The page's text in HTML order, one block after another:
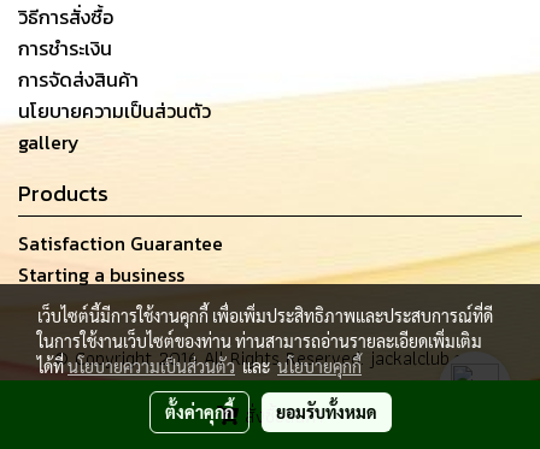
สั่งซื้อสินค้า
วิธีการสั่งซื้อ
การชำระเงิน
การจัดส่งสินค้า
นโยบายความเป็นส่วนตัว
gallery
Products
Satisfaction Guarantee
Starting a business
© Copyright 2016 All Rights Reserved. jackalclub.com
ผู้เข้าชมวันนี้
เว็บไซต์นี้มีการใช้งานคุกกี้ เพื่อเพิ่มประสิทธิภาพและประสบการณ์ที่ดี
ในการใช้งานเว็บไซต์ของท่าน ท่านสามารถอ่านรายละเอียดเพิ่มเติม
ได้ที่นโยบายความเป็นส่วนตัวและนโยบายคุกกี้
ตั้งค่าคุกกี้ ยอมรับทั้งหมด